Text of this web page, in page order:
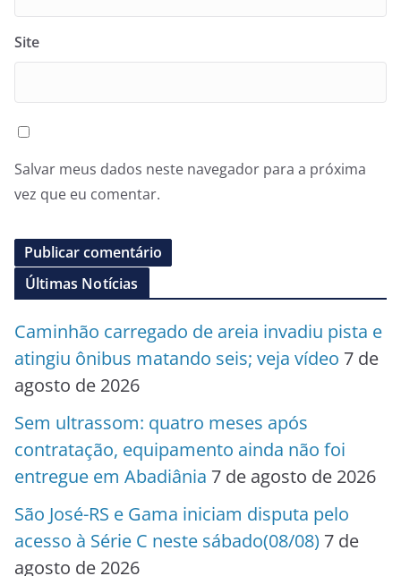
Site
Salvar meus dados neste navegador para a próxima
vez que eu comentar.
Últimas Notícias
Caminhão carregado de areia invadiu pista e
atingiu ônibus matando seis; veja vídeo 7 de
agosto de 2026
Sem ultrassom: quatro meses após
contratação, equipamento ainda não foi
entregue em Abadiânia 7 de agosto de 2026
São José-RS e Gama iniciam disputa pelo
acesso à Série C neste sábado(08/08) 7 de
agosto de 2026